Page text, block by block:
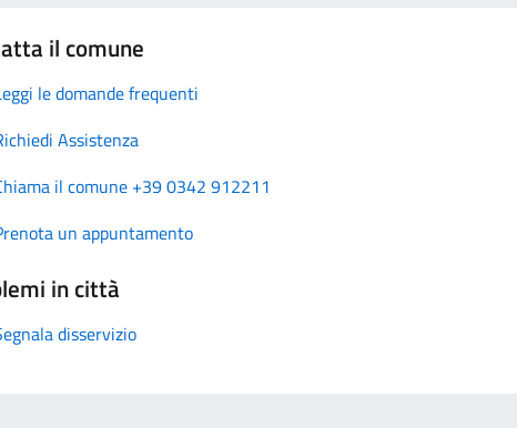
il comune
le domande frequenti
Assistenza
il comune +39 0342 912211
un appuntamento
in città
disservizio